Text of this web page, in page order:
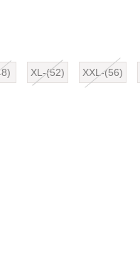
XL-(52) XXL-(56)